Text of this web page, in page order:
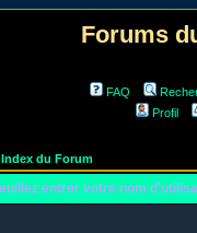
Forums
FAQ
Profil
du Forum
entrer votre nom